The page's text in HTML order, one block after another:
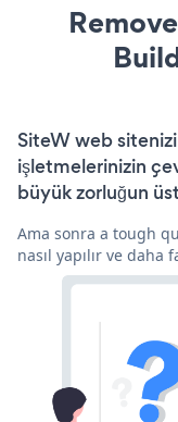
SiteW web sitenizi
işletmelerinizin
büyük zorluğun
Ama sonra a tough
nasıl yapılır ve daha